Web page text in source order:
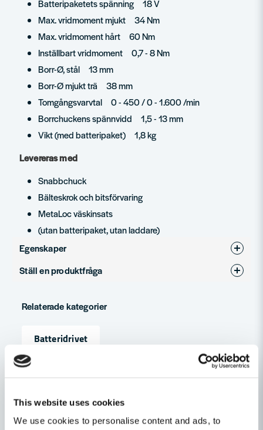
This website uses cookies
We use cookies to personalise content and ads, to
Batteripaketets spänning 18 V
Max. vridmoment mjukt 34 Nm
Max. vridmoment hårt 60 Nm
Inställbart vridmoment 0,7 - 8 Nm
Borr-Ø, stål 13 mm
Borr-Ø mjukt trä 38 mm
Tomgångsvarvtal 0 - 450 / 0 - 1.600 /min
Borrchuckens spännvidd 1,5 - 13 mm
Vikt (med batteripaket) 1,8 kg
Levereras med
Snabbchuck
Bälteskrok och bitsförvaring
MetaLoc väskinsats
(utan batteripaket, utan laddare)
Egenskaper
produktyp
Ställ en produktfråga
Fråga oss något om denna produkten...
nameNamn
email
Mejladress
Relaterade kategorier
Batteridrivet
Skruvdragare